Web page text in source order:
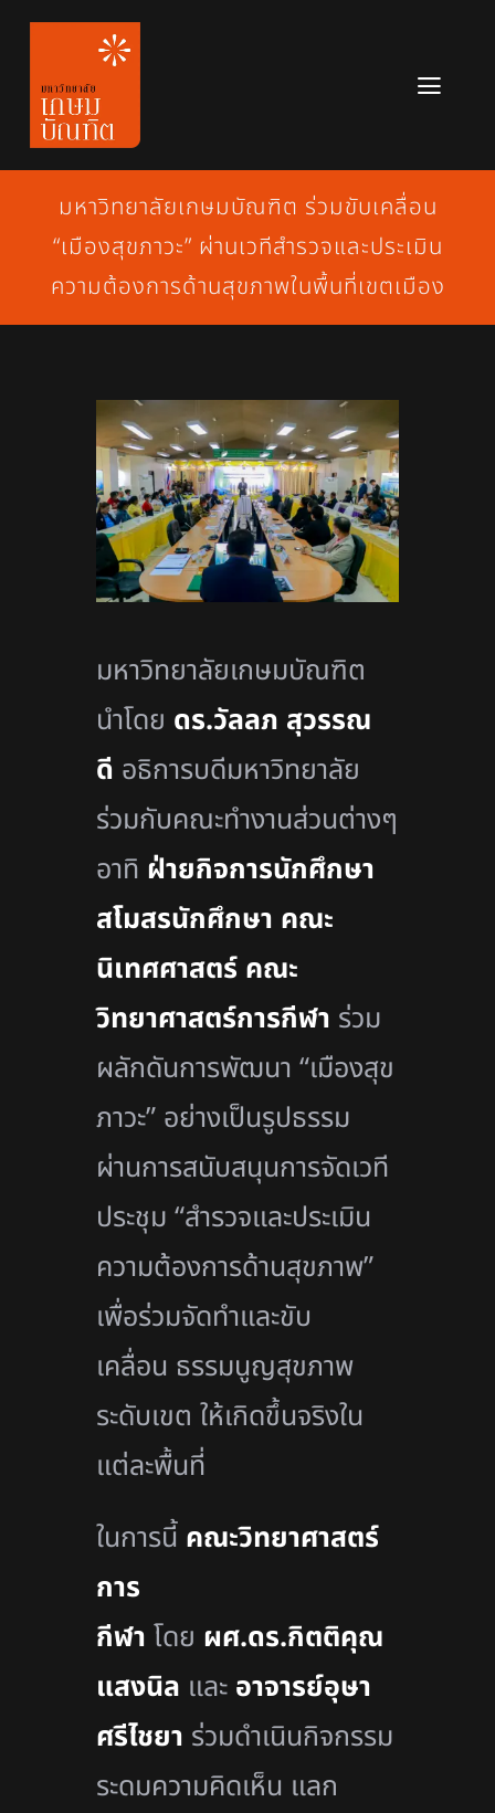
Skip
content
หลักสูตร
ข่าวสาร
เกี่ยวกับมหาวิทยาลัย
สมัครเรียน
มหาวิทยาลัยเกษมบัณฑิต ร่วมขับเคลื่อน
“เมืองสุขภาวะ” ผ่านเวทีสำรวจและประเมิน
ความต้องการด้านสุขภาพในพื้นที่เขตเมือง
มหาวิทยาลัยเกษมบัณฑิต
นำโดย ดร.วัลลภ สุวรรณ
ดี อธิการบดีมหาวิทยาลัย
ร่วมกับคณะทำงานส่วนต่างๆ
อาทิ ฝ่ายกิจการนักศึกษา
สโมสรนักศึกษา คณะ
นิเทศศาสตร์ คณะ
วิทยาศาสตร์การกีฬา ร่วม
ผลักดันการพัฒนา “เมืองสุข
ภาวะ” อย่างเป็นรูปธรรม
ผ่านการสนับสนุนการจัดเวที
ประชุม “สำรวจและประเมิน
ความต้องการด้านสุขภาพ”
เพื่อร่วมจัดทำและขับ
เคลื่อน ธรรมนูญสุขภาพ
ระดับเขต ให้เกิดขึ้นจริงใน
แต่ละพื้นที่
ในการนี้ คณะวิทยาศาสตร์
การ
กีฬา โดย ผศ.ดร.กิตติคุณ
แสงนิล และ อาจารย์อุษา
ศรีไชยา ร่วมดำเนินกิจกรรม
ระดมความคิดเห็น แลก